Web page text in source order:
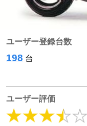
ユーザー登録台数
198 台
ユーザー評価